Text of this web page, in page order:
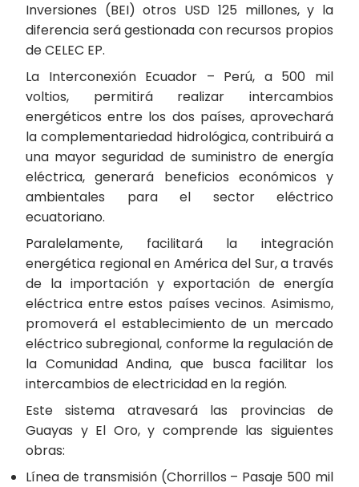
Inversiones (BEI) otros USD 125 millones, y la
diferencia será gestionada con recursos propios
de CELEC EP.
La Interconexión Ecuador – Perú, a 500 mil
voltios, permitirá realizar intercambios
energéticos entre los dos países, aprovechará
la complementariedad hidrológica, contribuirá a
una mayor seguridad de suministro de energía
eléctrica, generará beneficios económicos y
ambientales para el sector eléctrico
ecuatoriano.
Paralelamente, facilitará la integración
energética regional en América del Sur, a través
de la importación y exportación de energía
eléctrica entre estos países vecinos. Asimismo,
promoverá el establecimiento de un mercado
eléctrico subregional, conforme la regulación de
la Comunidad Andina, que busca facilitar los
intercambios de electricidad en la región.
Este sistema atravesará las provincias de
Guayas y El Oro, y comprende las siguientes
obras:
Línea de transmisión (Chorrillos – Pasaje 500 mil